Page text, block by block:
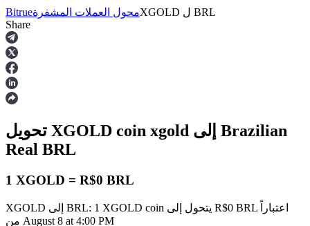
العقود الآجلة
العقود الآجلة USDT
Bitrueمحول العملات المشفرةXGOLD ل BRL
Share
تحويل XGOLD coin xgold
Real BRL
1 XGOLD = R$0 BRL
XGOLD إلى BRL: 1 XGOLD coin يتحول إلى R$0 BRL اعتباراً
من August 8 at 4:00 PM